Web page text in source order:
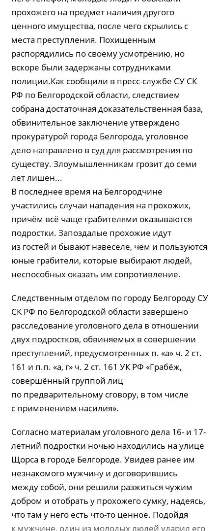
прохожего на предмет наличия другого
ценного имущества, после чего скрылись с
места преступления. Похищенным
распорядились по своему усмотрению, но
вскоре были задержаны сотрудниками
полиции.Как сообщили в пресс-службе СУ СК
РФ по Белгородской области, следствием
собрана достаточная доказательственная база,
обвинительное заключение утверждено
прокуратурой города Белгорода, уголовное
дело направлено в суд для рассмотрения по
существу. Злоумышленникам грозит до семи
лет лишен...
В последнее время на Белгородчине
участились случаи нападения на прохожих,
причём всё чаще грабителями оказываются
подростки. Запоздалые прохожие идут
из гостей и бывают навеселе, чем и пользуются
юные грабители, которые выбирают людей,
неспособных оказать им сопротивление.
Следственным отделом по городу Белгороду СУ
СК РФ по Белгородской области завершено
расследование уголовного дела в отношении
двух подростков, обвиняемых в совершении
преступлений, предусмотренных п. «а» ч. 2 ст.
161 и п.п. «а, г» ч. 2 ст. 161 УК РФ «Грабёж,
совершённый группой лиц
по предварительному сговору, в том числе
с применением насилия».
Согласно материалам уголовного дела 16- и 17-
летний подростки ночью находились на улице
Щорса в городе Белгороде. Увидев ранее им
незнакомого мужчину и договорившись
между собой, они решили разжиться чужим
добром и отобрать у прохожего сумку, надеясь,
что там у него есть что-то ценное. Подойдя
к мужчине, один из молодых людей ударил его